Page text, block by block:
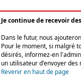
Je continue de recevoir
Dans le futur, nous
Pour le moment, si malgré
désirés, informez-en
un utilisateur d'envoyer des
Revenir en haut de page